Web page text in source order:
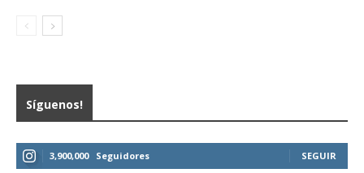
Síguenos!
3,900,000 Seguidores SEGUIR